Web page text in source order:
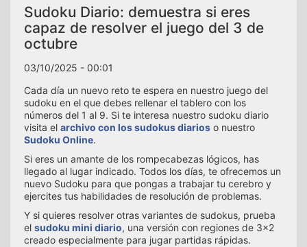
Sudoku Diario: demuestra si eres
capaz de resolver el juego del 3 de
octubre
03/10/2025 - 00:01
Cada día un nuevo reto te espera en nuestro juego del
sudoku en el que debes rellenar el tablero con los
números del 1 al 9. Si te interesa nuestro sudoku diario
visita el archivo con los sudokus diarios o nuestro
Sudoku Online.
Si eres un amante de los rompecabezas lógicos, has
llegado al lugar indicado. Todos los días, te ofrecemos un
nuevo Sudoku para que pongas a trabajar tu cerebro y
ejercites tus habilidades de resolución de problemas.
Y si quieres resolver otras variantes de sudokus, prueba
el sudoku mini diario, una versión con regiones de 3x2
creado especialmente para jugar partidas rápidas.